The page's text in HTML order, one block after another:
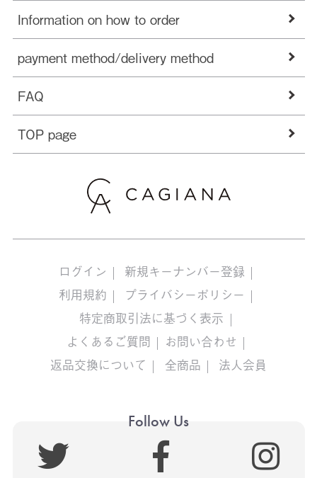
Information on how to order
payment method/delivery method
FAQ
TOP page
ログイン
新規キーナンバー登録
利用規約
プライバシーポリシー
特定商取引法に基づく表示
よくあるご質問
お問い合わせ
返品交換について
全商品 法人会員
Follow Us